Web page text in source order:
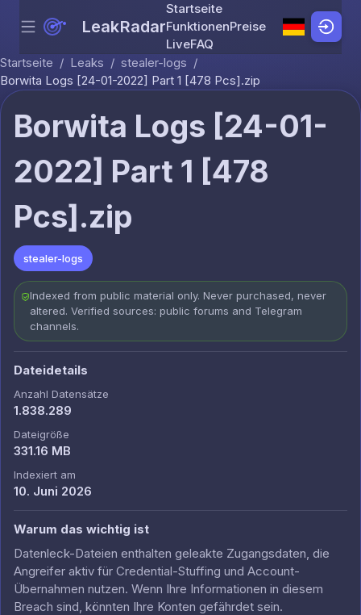
Skip to content
Menu LeakRadar
Startseite
FunktionenPreise
LiveFAQ
Startseite / Leaks / stealer-logs /
Borwita Logs [24-01-2022] Part 1 [478 Pcs].zip
Borwita Logs [24-01-
2022] Part 1 [478
Pcs].zip
stealer-logs
Indexed from public material only. Never purchased, never
altered. Verified sources: public forums and Telegram
channels.
Dateidetails
Anzahl Datensätze
1.838.289
Dateigröße
331.16 MB
Indexiert am
10. Juni 2026
Warum das wichtig ist
Datenleck-Dateien enthalten geleakte Zugangsdaten, die
Angreifer aktiv für Credential-Stuffing und Account-
Übernahmen nutzen. Wenn Ihre Informationen in diesem
Breach sind, könnten Ihre Konten gefährdet sein.